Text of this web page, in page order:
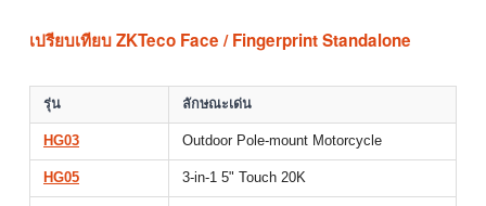
เปรียบเทียบ ZKTeco Face / Fingerprint Standalone
รุ่น ลักษณะเด่น
HG03 Outdoor Pole-mount Motorcycle
HG05 3-in-1 5" Touch 20K